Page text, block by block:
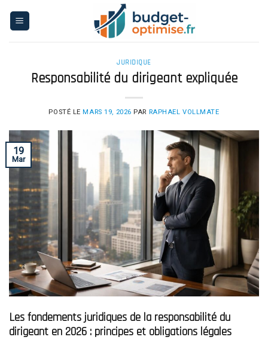
JURIDIQUE
Responsabilité du dirigeant expliquée
POSTÉ LEMARS 19, 2026 PAR RAPHAEL VOLLMATE
19
Mar
Les fondements juridiques de la responsabilité du
dirigeant en 2026 : principes et obligations légales